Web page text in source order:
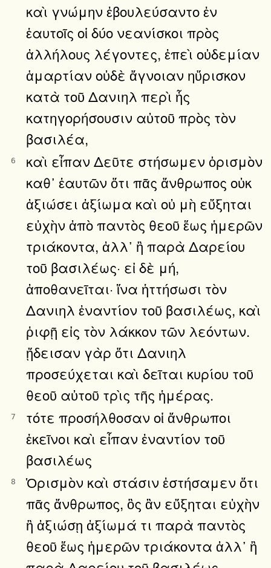
καὶ γνώμην ἐβουλεύσαντο ἐν
ἑαυτοῖς οἱ δύο νεανίσκοι πρὸς
ἀλλήλους λέγοντες, ἐπεὶ οὐδεμίαν
ἁμαρτίαν οὐδὲ ἄγνοιαν ηὕρισκον
κατὰ τοῦ Δανιηλ περὶ ἧς
κατηγορήσουσιν αὐτοῦ πρὸς τὸν
βασιλέα,
6
καὶ εἶπαν Δεῦτε στήσωμεν ὁρισμὸν
καθ᾿ ἑαυτῶν ὅτι πᾶς ἄνθρωπος οὐκ
ἀξιώσει ἀξίωμα καὶ οὐ μὴ εὔξηται
εὐχὴν ἀπὸ παντὸς θεοῦ ἕως ἡμερῶν
τριάκοντα, ἀλλ᾿ ἢ παρὰ Δαρείου
τοῦ βασιλέως· εἰ δὲ μή,
ἀποθανεῖται· ἵνα ἡττήσωσι τὸν
Δανιηλ ἐναντίον τοῦ βασιλέως, καὶ
ῥιφῇ εἰς τὸν λάκκον τῶν λεόντων.
ᾔδεισαν γὰρ ὅτι Δανιηλ
προσεύχεται καὶ δεῖται κυρίου τοῦ
θεοῦ αὐτοῦ τρὶς τῆς ἡμέρας.
7
τότε προσήλθοσαν οἱ ἄνθρωποι
ἐκεῖνοι καὶ εἶπαν ἐναντίον τοῦ
βασιλέως
8
Ὁρισμὸν καὶ στάσιν ἐστήσαμεν ὅτι
πᾶς ἄνθρωπος, ὃς ἂν εὔξηται εὐχὴν
ἢ ἀξιώσῃ ἀξίωμά τι παρὰ παντὸς
θεοῦ ἕως ἡμερῶν τριάκοντα ἀλλ᾿ ἢ